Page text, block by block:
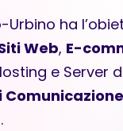
Urbino ha
Web, E-
e Server
Comunicazione